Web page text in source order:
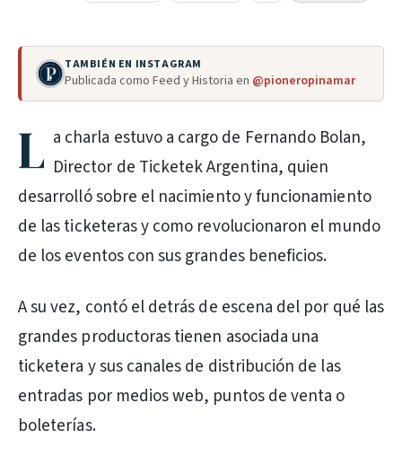
TAMBIÉN EN INSTAGRAM
Publicada como Feed y Historia en @pioneropinamar
L a charla estuvo a cargo de Fernando Bolan,
Director de Ticketek Argentina, quien
desarrolló sobre el nacimiento y funcionamiento
de las ticketeras y como revolucionaron el mundo
de los eventos con sus grandes beneficios.
A su vez, contó el detrás de escena del por qué las
grandes productoras tienen asociada una
ticketera y sus canales de distribución de las
entradas por medios web, puntos de venta o
boleterías.